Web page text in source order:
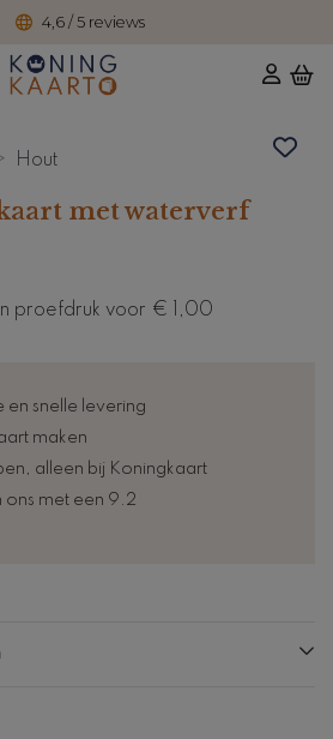
4,6 / 5 reviews
Hout
met waterverf
proefdruk voor € 1,00
en snelle levering
maken
alleen bij Koningkaart
ons met een 9.2